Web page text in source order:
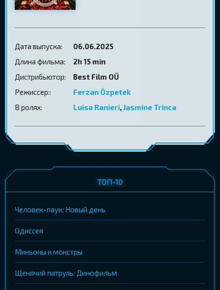
Дата выпуска:
06.06.2025
Длина фильма:
2h 15 min
Дистрибьютор:
Best Film OÜ
Режиссер::
Ferzan Özpetek
В ролях:
Luisa Ranieri,Jasmine Trinca
ТОП-10
Человек-паук: Новый день
Одиссея
Миньоны и монстры
Щенячий патруль: Динофильм